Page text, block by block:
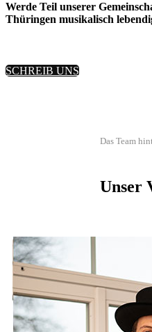
Werde Teil unserer
Thüringen musikalisch
SCHREIB UNS
Das Team
Unser